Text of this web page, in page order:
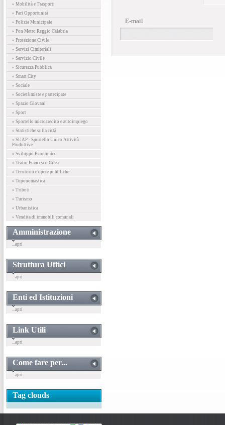
» Mobilità e Trasporti
» Pari Opportunità
» Polizia Municipale
» Pon Metro Reggio Calabria
» Protezione Civile
» Servizi Cimiteriali
» Servizio Civile
» Sicurezza Pubblica
» Smart City
» Sociale
» Società miste e partecipate
» Spazio Giovani
» Sport
» Sportello microcredito e autoimpiego
» Statistiche sulla città
» SUAP - Sportello Unico Attività
Produttive
» Sviluppo Economico
» Teatro Francesco Cilea
» Territorio e opere pubbliche
» Toponomastica
» Tributi
» Turismo
» Urbanistica
» Vendita di immobili comunali
Amministrazione
...apri
Struttura Uffici
...apri
Enti ed Istituzioni
...apri
Link Utili
...apri
Come fare per...
...apri
Tag clouds
E-mail